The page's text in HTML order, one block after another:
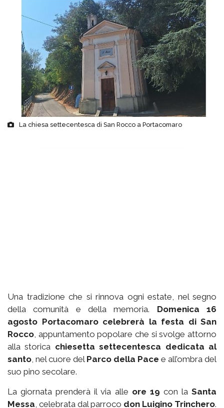
La chiesa settecentesca di San Rocco a Portacomaro
Una tradizione che si rinnova ogni estate, nel segno
della comunità e della memoria. Domenica 16
agosto Portacomaro celebrerà la festa di San
Rocco, appuntamento popolare che si svolge attorno
alla storica chiesetta settecentesca dedicata al
santo, nel cuore del Parco della Pace e all’ombra del
suo pino secolare.
La giornata prenderà il via alle ore 19 con laSanta
Messa, celebrata dal parroco don Luigino Trinchero.